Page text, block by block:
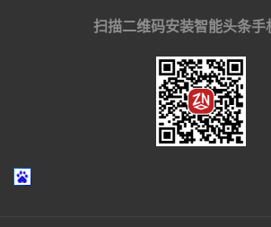
扫描二维码安装智能头条手